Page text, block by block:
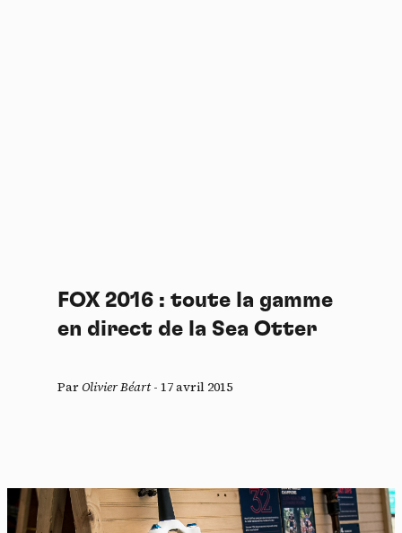
FOX 2016 : toute la gamme
en direct de la Sea Otter
ParOlivier Béart- 17 avril 2015